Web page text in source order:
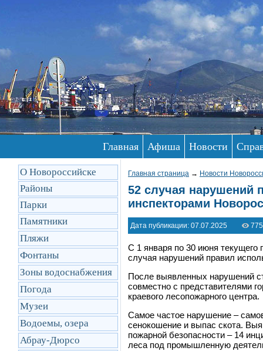
Главная Афиша Новости
О Новороссийске
Районы
Парки
Памятники
Пляжи
Фонтаны
Зоны водоснабжения
Погода
Музеи
Водоемы, озера
Абрау-Дюрсо
Главная страница → Новости
52 случая нарушений
инспекторами
Дата публикации: 07.07.2025
С 1 января по 30 июня текущего
случая нарушений правил
После выявленных нарушений
совместно с представителями
краевого лесопожарного центра.
Самое частое нарушение –
сенокошение и выпас скота.
пожарной безопасности –14
леса под промышленную